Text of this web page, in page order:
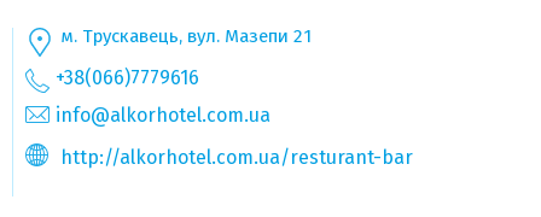
м. Трускавець, вул. Мазепи 21
+38(066)7779616
info@alkorhotel.com.ua
http://alkorhotel.com.ua/resturant-bar